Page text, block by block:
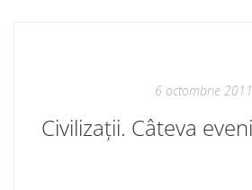
6 octombrie 2011